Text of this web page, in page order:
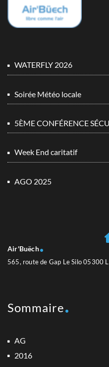
WATERFLY 2026
Soirée Météo locale
5ÈME CONFÉRENCE SÉCU
Week End caritatif
AGO 2025
Air'Buëch
565, route de Gap Le Silo 05300
Sommaire
AG
2016